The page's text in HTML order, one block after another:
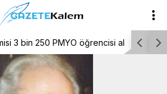
bin 250 PMYO öğrencisi alacak Tayfun